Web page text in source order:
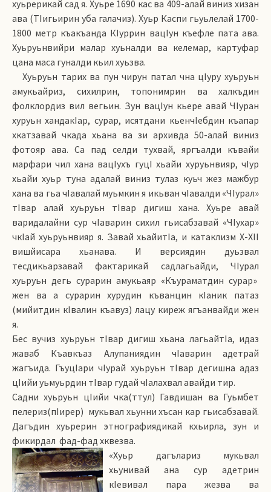
хуьрерикай сад я. Хуьре 1690 кас ва 409-алай виниз хизан
ава (ТIигьирин уба галачиз). Хуьр Каспи гьуьлелай 1700-
1800 метр къакъанда КIуррин вацIун къефле пата ава.
Хуьруьнвийри малар хуьналди ва келемар, картуфар
цана маса гуналди кьил хуьзва.
Хуьруьн тарих ва пун чирун патал чна цIуру хуьруьн
амукьайриз, сихилрин, топонимрин ва халкъдин
фолклордиз вил вегьин. Зун вацIун кьере авай ЧIуран
хуруьн хандакIар, сурар, исятдани кьенчIебдин къапар
хкатзавай чкада хьана ва зи архивда 50-алай виниз
фотояр ава. Са пад селди тухвай, яргъалди къвайи
марфари чил хана вацIухъ гуцI хьайи хуруьнвияр, чIур
хьайи хуьр туна адалай виниз тулаз куьч жез мажбур
хана ва гьа чIавалай муьмкин я икьван чIавалди «ЧIурал»
тIвар алай хуьруьн тIвар дигиш хана. Хуьре авай
варидалайни сур чIаварин сихил гьисабзавай «ЧIухар»
чкIай хуьруьнвияр я. Завай хьайитIа, и катаклизм Х-ХII
вишйисара хьанава. И версиядин дуьзвал
тесдикьарзавай фактарикай садлагьайди, ЧIурал
хуьруьн дегь сурарин амукьаяр «Къураматдин сурар»
жен ва а сурарин хурудин къванцин кIаник патаз
(мийитдин кIвалин къавуз) лацу киреж ягъанвайди жен
я.
Бес вучиз хуьруьн тIвар дигиш хьана лагьайтIа, идаз
жаваб Къавкъаз Алупаниядин чIаварин адетрай
жагъида. ГъуцIари чIурай хуьруьн тIвар дегишна адаз
цIийи уьмуьрдин тIвар гудай чIалахвал авайди тир.
Садни хуьруьн цIийи чка(ттул) Гавдишан ва Гуьмбет
пелериз(пIирер) мукьвал хьунни хъсан кар гьисабзавай.
Дагъдин хуьрерин этнографиядикай кхьирла, зун и
фикирдал фад-фад хквезва.
«Хуьр дагълариз мукьвал
хьунивай ана сур адетрин
кIевивал пара жезва ва